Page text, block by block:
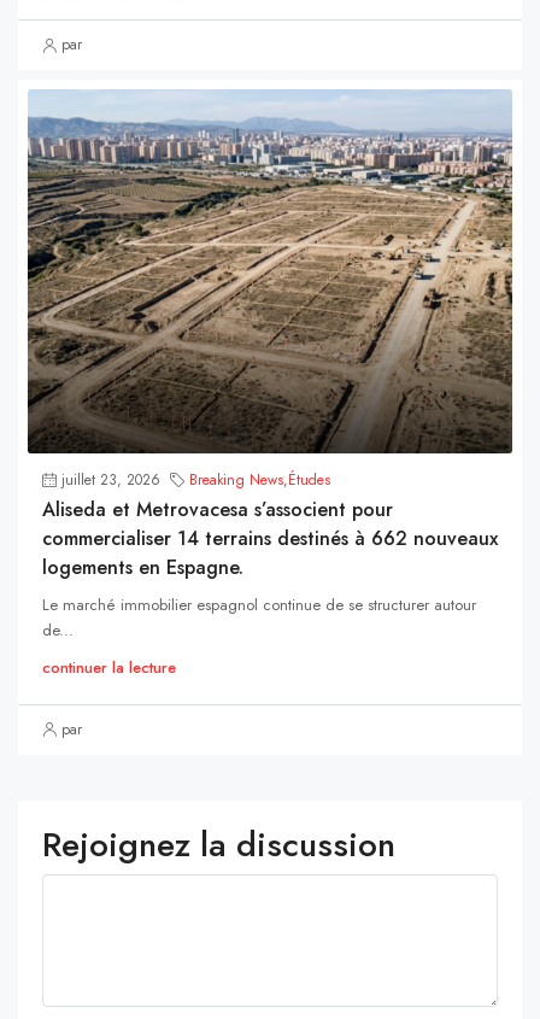
par
juillet 23, 2026 Breaking News,Études
Aliseda et Metrovacesa s’associent pour
commercialiser 14 terrains destinés à 662 nouveaux
logements en Espagne.
Le marché immobilier espagnol continue de se structurer autour
de...
continuer la lecture
par
Rejoignez la discussion